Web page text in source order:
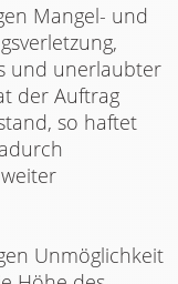
Mangel- und
und unerlaubter
der Auftrag
so haftet
Unmöglichkeit